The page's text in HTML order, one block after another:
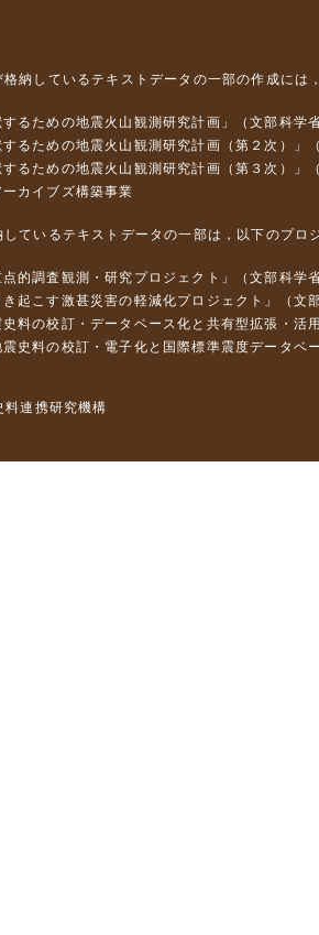
納しているテキストデータの一部の作成には
するための地震火山観測研究計画」（文部科学
するための地震火山観測研究計画（第２次）」
するための地震火山観測研究計画（第３次）」
カイブズ構築事業
ているテキストデータの一部は，以下のプロ
点的調査観測・研究プロジェクト」（文部科
き起こす激甚災害の軽減化プロジェクト」（
史料の校訂・データベース化と共有型拡張・
震史料の校訂・電子化と国際標準震度データ
連携研究機構